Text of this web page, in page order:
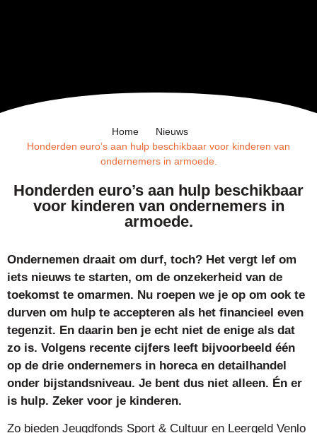
Home
Nieuws
Honderden euro’s aan hulp beschikbaar voor kinderen van
ondernemers in armoede.
Honderden euro’s aan hulp beschikbaar
voor kinderen van ondernemers in
armoede.
Ondernemen draait om durf, toch? Het vergt lef om
iets nieuws te starten, om de onzekerheid van de
toekomst te omarmen. Nu roepen we je op om ook te
durven om hulp te accepteren als het financieel even
tegenzit. En daarin ben je echt niet de enige als dat
zo is. Volgens recente cijfers leeft bijvoorbeeld één
op de drie ondernemers in horeca en detailhandel
onder bijstandsniveau. Je bent dus niet alleen. Én er
is hulp. Zeker voor je kinderen.
Zo bieden Jeugdfonds Sport & Cultuur en Leergeld Venlo